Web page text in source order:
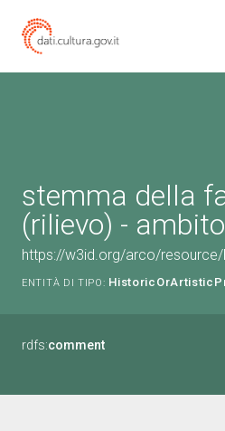
stemma della
(rilievo) -
https://w3id.org/arco/
ENTITÀ DI TIPO:
rdfs:comment